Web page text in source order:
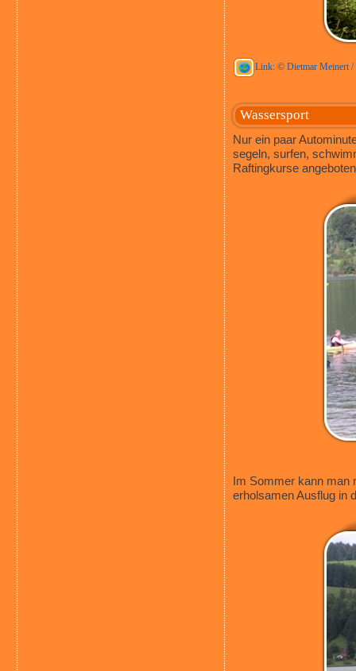
Link: © Dietmar Meinert /
Wassersport
Nur ein paar
segeln, surfen,
Raftingkurse
Im Sommer kann man
erholsamen Ausflug in